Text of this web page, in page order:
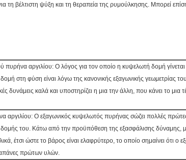
τη βέλτιστη ψύξη και τη θεραπεία της ρυμούλκησης. Μπορεί
αργιλίου: Ο λόγος για τον οποίο η κυψελωτή δομή γίνεται
στη φύση είναι λόγω της κανονικής εξαγωνικής γεωμετρίας
δυνάμεις καλά και υποστηρίζει η μια την άλλη, που κάνει το μια
αργιλίου: Ο εξαγωνικός κυψελωτός πυρήνας σώζει πολλές
δομής του. Κάτω από την προϋπόθεση της εξασφάλισης δύναμης,
έτσι ώστε το βάρος είναι ελαφρύτερο, το οποίο σημαίνει ότι ο
πρώτων υλών.